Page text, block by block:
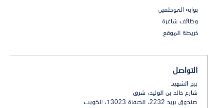
بوابة الموظفين
وظائف شاغرة
خريطة الموقع
التواصل
برج الشهيد
شارع خالد بن الوليد، شرق
صندوق بريد 2232، الصفاة 13023، الكويت